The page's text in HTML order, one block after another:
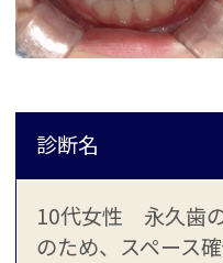
診断名
10代女性 永久歯
のため、スペース